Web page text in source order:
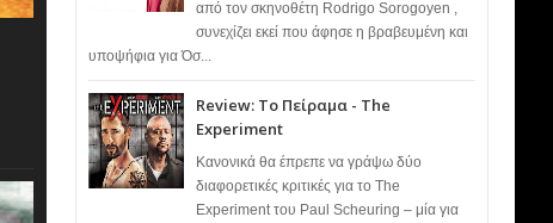
από τον σκηνοθέτη Rodrigo Sorogoyen ,
συνεχίζει εκεί που άφησε η βραβευμένη και
υποψήφια για Όσ...
Review: Το Πείραμα - The
Experiment
Κανονικά θα έπρεπε να γράψω δύο
διαφορετικές κριτικές για το The
Experiment του Paul Scheuring – μία για